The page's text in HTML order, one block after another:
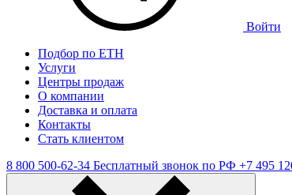
Войти
Подбор по ЕТН
Услуги
Центры продаж
О компании
Доставка и оплата
Контакты
Стать клиентом
8 800 500-62-34 Бесплатный звонок по РФ +7 495